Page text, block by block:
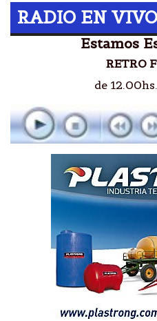
RADIO EN VIVO
Estamos
RETRO
de